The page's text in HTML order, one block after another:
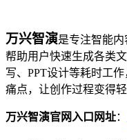
万兴智演是专注智能
帮助用户快速生成各类
写、PPT设计等耗时工
痛点，让创作过程变得轻
万兴智演官网入口网址：